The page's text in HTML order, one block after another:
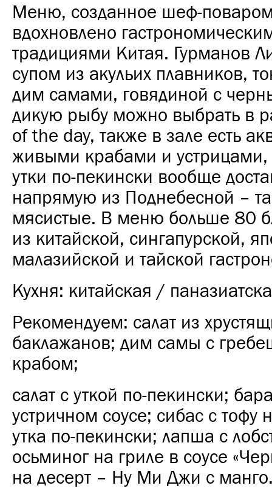
Меню, созданное шеф-
вдохновлено
традициями Китая. Гурманов
супом из акульих плавников,
дим самами, говядиной с
дикую рыбу можно выбрать в
of the day, также в зале есть
живыми крабами и устрицами,
утки по-пекински вообще
напрямую из Поднебесной –
мясистые. В меню больше 80
из китайской, сингапурской,
малазийской и тайской
Кухня: китайская /
Рекомендуем: салат из
баклажанов; дим самы с
крабом;
салат с уткой по-пекински;
устричном соусе; сибас с тофу
утка по-пекински; лапша с
осьминог на гриле в соусе
на десерт – Ну Ми Джи с